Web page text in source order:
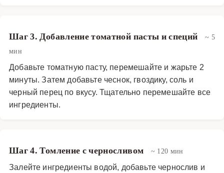
Шаг 3. Добавление томатной пасты и специй
~ 5
мин
Добавьте томатную пасту, перемешайте и жарьте 2
минуты. Затем добавьте чеснок, гвоздику, соль и
черный перец по вкусу. Тщательно перемешайте все
ингредиенты.
Шаг 4. Томление с черносливом ~ 120 мин
Залейте ингредиенты водой, добавьте чернослив и